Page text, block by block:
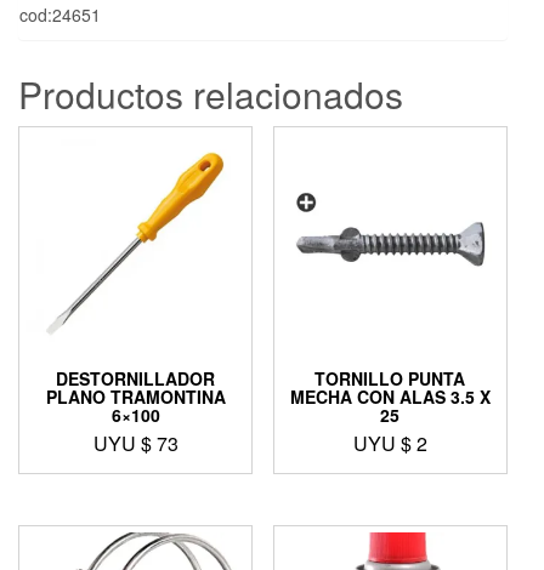
cod:24651
Productos relacionados
DESTORNILLADOR
PLANO TRAMONTINA
6×100
UYU $73
TORNILLO PUNTA
MECHA CON ALAS 3.5 X
25
UYU $2